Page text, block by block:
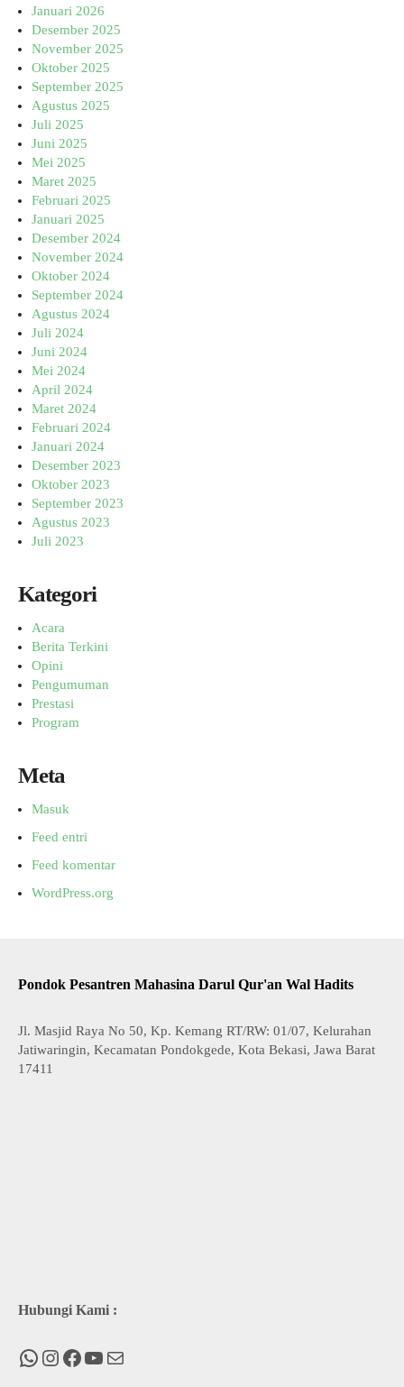
Januari 2026
Desember 2025
November 2025
Oktober 2025
September 2025
Agustus 2025
Juli 2025
Juni 2025
Mei 2025
Maret 2025
Februari 2025
Januari 2025
Desember 2024
November 2024
Oktober 2024
September 2024
Agustus 2024
Juli 2024
Juni 2024
Mei 2024
April 2024
Maret 2024
Februari 2024
Januari 2024
Desember 2023
Oktober 2023
September 2023
Agustus 2023
Juli 2023
Kategori
Acara
Berita Terkini
Opini
Pengumuman
Prestasi
Program
Meta
Masuk
Feed entri
Feed komentar
WordPress.org
Pondok Pesantren Mahasina Darul Qur'an Wal Hadits
Jl. Masjid Raya No 50, Kp. Kemang RT/RW: 01/07, Kelurahan
Jatiwaringin, Kecamatan Pondokgede, Kota Bekasi, Jawa Barat
17411
Hubungi Kami :
WhatsApp
Instagram
Facebook
You Tube
Mail